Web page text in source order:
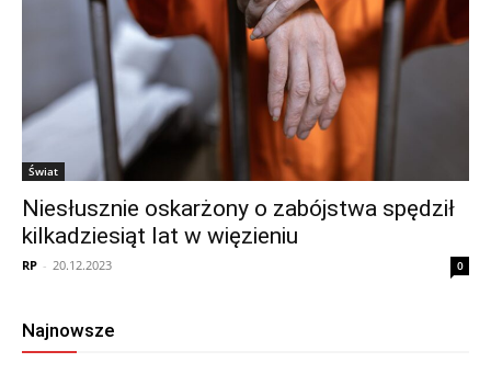
Świat
Niesłusznie oskarżony o zabójstwa spędził
kilkadziesiąt lat w więzieniu
RP - 20.12.2023 0
Najnowsze